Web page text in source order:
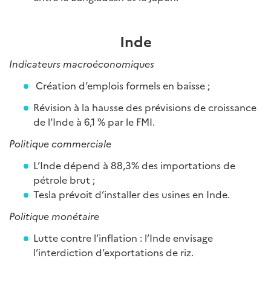
Inde
Indicateurs macroéconomiques
Création d’emplois formels en baisse ;
Révision à la hausse des prévisions de croissance
de l’Inde à 6,1 % par le FMI.
Politique commerciale
L’Inde dépend à 88,3% des importations de
pétrole brut ;
Tesla prévoit d’installer des usines en Inde.
Politique monétaire
Lutte contre l’inflation : l’Inde envisage
l’interdiction d’exportations de riz.